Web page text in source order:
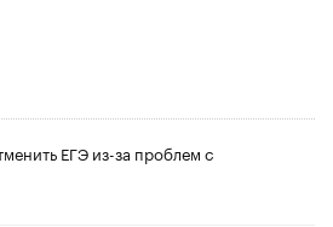
ЕГЭ из-за проблем с